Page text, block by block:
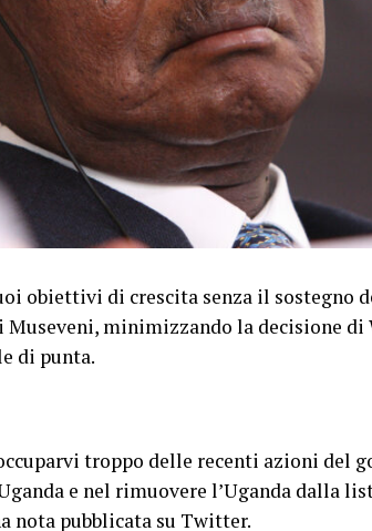
obiettivi di crescita senza il sostegno
minimizzando la decisione
di punta.
troppo delle recenti azioni del
e nel rimuovere l’Uganda dalla
nota pubblicata su Twitter.